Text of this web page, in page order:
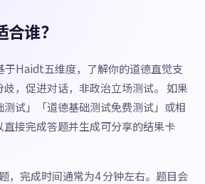
谁？
于Haidt五维度，了解你的道德直觉支
，促进对话，非政治立场测试。 如果
试」「道德基础测试免费测试」或相
接完成答题并生成可分享的结果卡
，完成时间通常为4 分钟左右。题目会